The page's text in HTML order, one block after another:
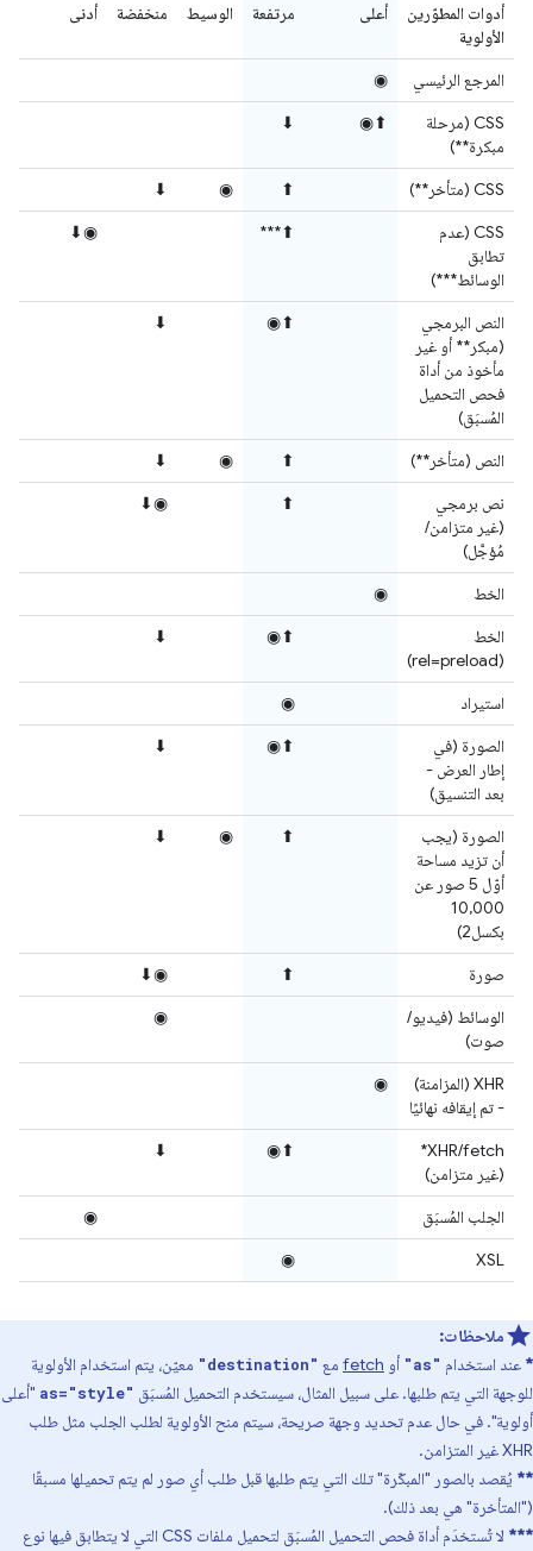
أدوات المطوّرين
الأولوية
أعلى مرتفعة الوسيط منخفضة أدنى
المرجع الرئيسي
◉
CSS (مرحلة
مبكرة**)
⬆◉
⬇
CSS (متأخر**) ⬆
◉
⬇
CSS (عدم
تطابق
الوسائط***)
⬆***
◉⬇
النص البرمجي
(مبكر** أو غير
مأخوذ من أداة
فحص التحميل
المُسبَق)
⬆◉
⬇
النص (متأخر**) ⬆
◉
⬇
نص برمجي
(غير متزامن/
مُؤجَّل)
⬆
◉⬇
الخط
◉
الخط
(rel=preload)
⬆◉
⬇
استيراد
◉
الصورة (في
إطار العرض -
بعد التنسيق)
⬆◉
⬇
الصورة (يجب
أن تزيد مساحة
أوّل 5 صور عن
10,000
بكسل2)
⬆
◉
⬇
صورة ⬆
◉⬇
الوسائط (فيديو/
صوت)
◉
XHR (المزامنة)
- تم إيقافه نهائيًا
◉
XHR/fetch*
(غير متزامن)
⬆◉
⬇
الجلب المُسبَق
◉
XSL
◉
ملاحظات:
* عند استخدام "as" أو fetch مع "destination" معيّن، يتم استخدام الأولوية
للوجهة التي يتم طلبها. على سبيل المثال، سيستخدم التحميل المُسبَق as="style" "أعلى
أولوية". في حال عدم تحديد وجهة صريحة، سيتم منح الأولوية لطلب الجلب مثل طلب
XHR غير المتزامن.
** يُقصد بالصور "المبكّرة" تلك التي يتم طلبها قبل طلب أي صور لم يتم تحميلها مسبقًا
("المتأخرة" هي بعد ذلك).
***
لا تُستخدَم أداة فحص التحميل المُسبَق لتحميل ملفات CSS التي لا يتطابق فيها نوع